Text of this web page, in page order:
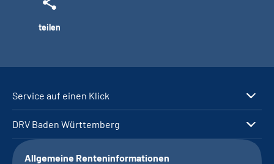
teilen
Service auf einen Klick
DRV Baden Württemberg
Allgemeine Renteninformationen